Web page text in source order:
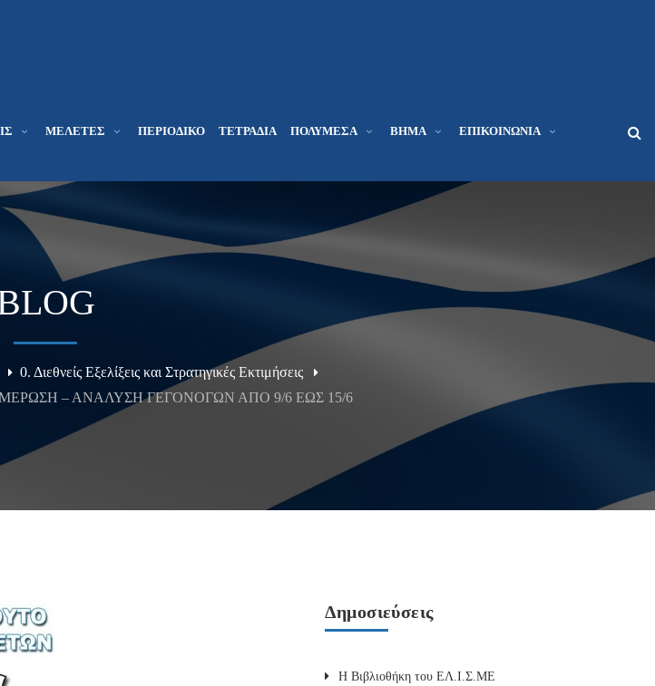
ΜΕΛΕΤΕΣ ΠΕΡΙΟΔΙΚΌ ΤΕΤΡΆΔΙΑ ΠΟΛΥΜΈΣΑ ΒΉΜΑ ΕΠΙΚΟΙΝΩΝΊΑ
0. Διεθνείς Εξελίξεις και Στρατηγικές Εκτιμήσεις
– ΑΝΑΛΥΣΗ ΓΕΓΟΝΟΓΩΝ ΑΠΟ 9/6 ΕΩΣ 15/6
Δημοσιεύσεις
Η Βιβλιοθήκη του ΕΛ.Ι.Σ.ΜΕ